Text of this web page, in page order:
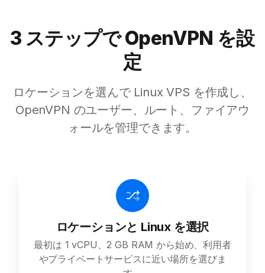
3 ステップで OpenVPN を設
定
ロケーションを選んで Linux VPS を作成し、
OpenVPN のユーザー、ルート、ファイアウ
ォールを管理できます。
ロケーションと Linux を選択
最初は 1 vCPU、2 GB RAM から始め、利用者
やプライベートサービスに近い場所を選びま